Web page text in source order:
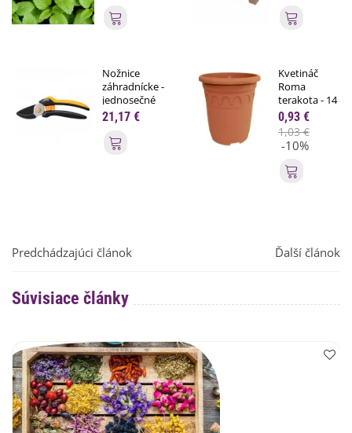
Nožnice
záhradnícke -
jednosečné
-...
21,17 €
Pridať do košíka
Kvetináč
Roma
terakota - 14
x 11 cm -...
0,93 €
1,03 €
-10%
Predchádzajúci článok Ďalší článok
Súvisiace články